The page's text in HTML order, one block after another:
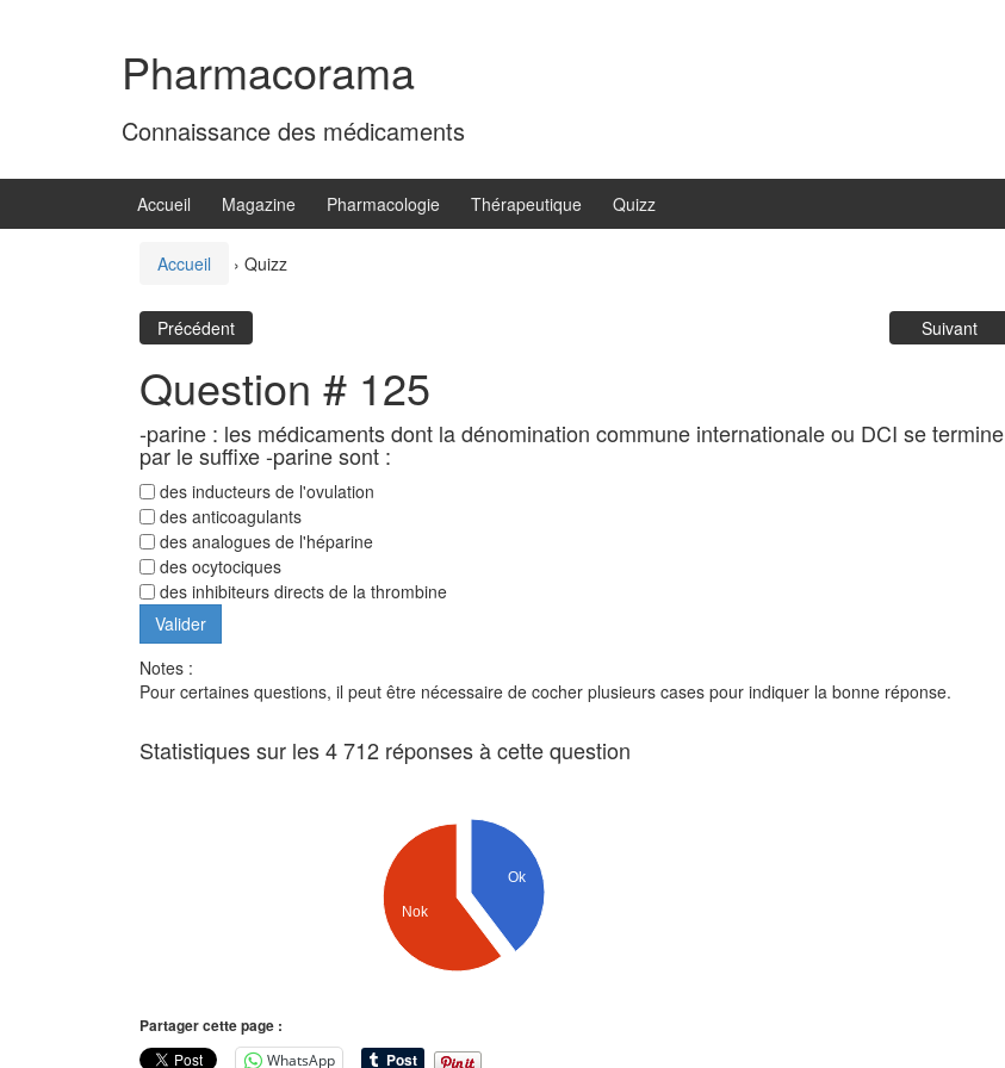
Pharmacorama
Connaissance des médicaments
Accueil Magazine Pharmacologie Thérapeutique Quizz
Accueil › Quizz
Précédent Suivant
Question # 125
-parine : les médicaments dont la dénomination commune internationale ou DCI se termine
par le suffixe -parine sont :
des inducteurs de l'ovulation
des anticoagulants
des analogues de l'héparine
des ocytociques
des inhibiteurs directs de la thrombine
Notes :
Pour certaines questions, il peut être nécessaire de cocher plusieurs cases pour indiquer la bonne réponse.
Statistiques sur les 4 712 réponses à cette question
Ok
Nok
Partager cette page :
WhatsApp